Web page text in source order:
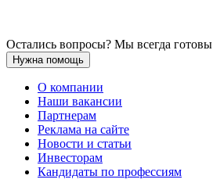
Остались вопросы? Мы всегда
Нужна помощь
О компании
Наши вакансии
Партнерам
Реклама на сайте
Новости и статьи
Инвесторам
Кандидаты по профессиям